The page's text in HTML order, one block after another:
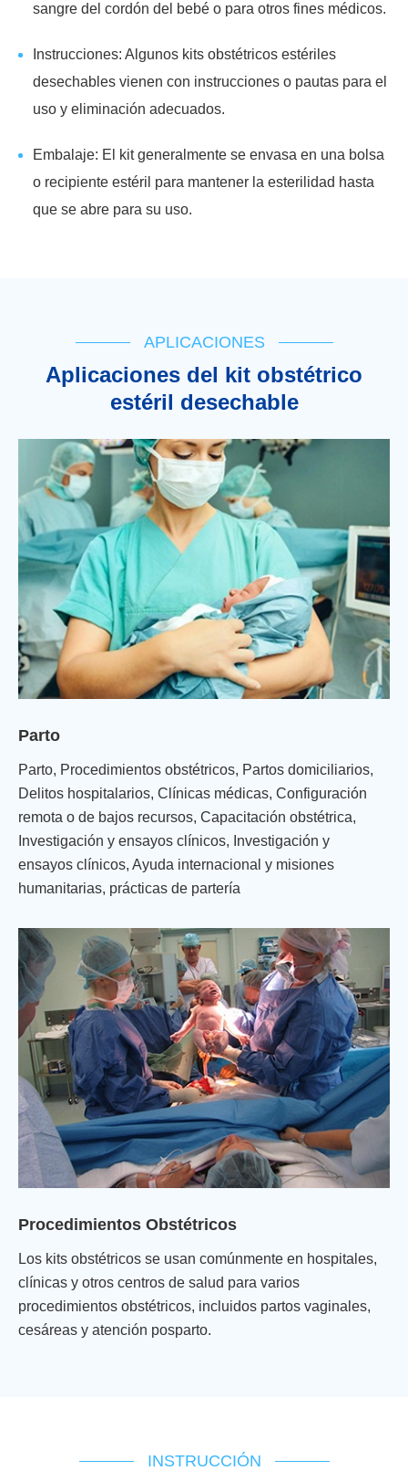
sangre del cordón del bebé o para otros fines médicos.
Instrucciones: Algunos kits obstétricos estériles
desechables vienen con instrucciones o pautas para el
uso y eliminación adecuados.
Embalaje: El kit generalmente se envasa en una bolsa
o recipiente estéril para mantener la esterilidad hasta
que se abre para su uso.
APLICACIONES
Aplicaciones del kit obstétrico
estéril desechable
Parto
Parto, Procedimientos obstétricos, Partos domiciliarios,
Delitos hospitalarios, Clínicas médicas, Configuración
remota o de bajos recursos, Capacitación obstétrica,
Investigación y ensayos clínicos, Investigación y
ensayos clínicos, Ayuda internacional y misiones
humanitarias, prácticas de partería
Procedimientos Obstétricos
Los kits obstétricos se usan comúnmente en hospitales,
clínicas y otros centros de salud para varios
procedimientos obstétricos, incluidos partos vaginales,
cesáreas y atención posparto.
INSTRUCCIÓN